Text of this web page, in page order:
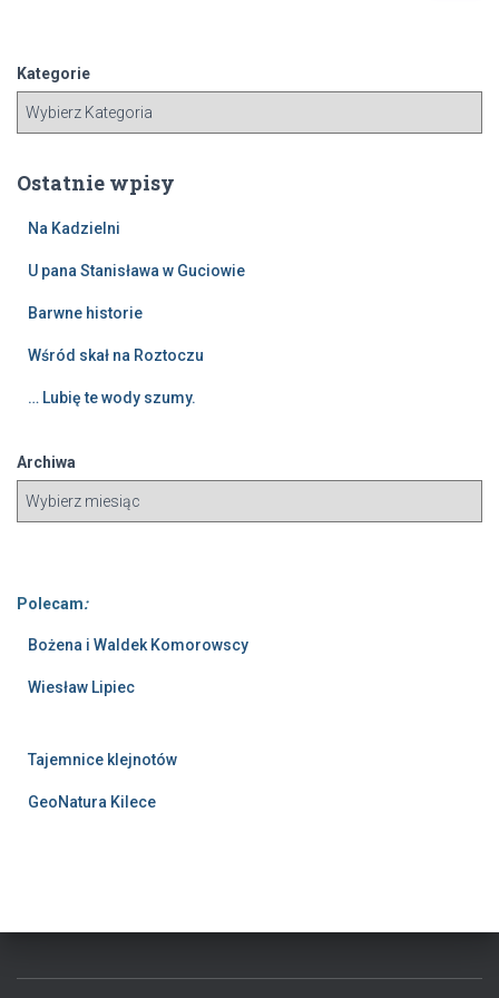
a
j
Kategorie
Ostatnie wpisy
Na Kadzielni
U pana Stanisława w Guciowie
Barwne historie
Wśród skał na Roztoczu
… Lubię te wody szumy.
Archiwa
Polecam:
Bożena i Waldek Komorowscy
Wiesław Lipiec
Tajemnice klejnotów
GeoNatura Kilece